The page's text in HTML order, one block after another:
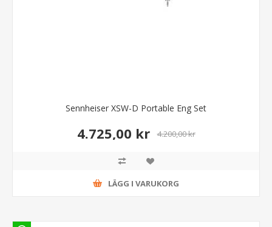
Sennheiser XSW-D Portable Eng Set
4.725,00 kr 4.200,00 kr
LÄGG I VARUKORG